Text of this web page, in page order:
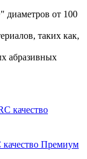
от 100
таких как,
абразивных
Премиум